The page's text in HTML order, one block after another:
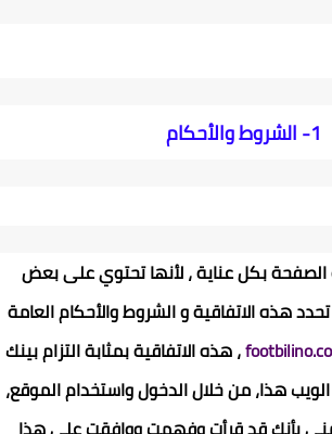
1- الشروط والأحكام
الصفحة بكل عناية ، لأنها تحتوي على بعض
هذه الاتفاقية و الشروط والأحكام العامة
، هذه الاتفاقية بمثابة التزام بينك
هذا، من خلال الدخول واستخدام الموقع،